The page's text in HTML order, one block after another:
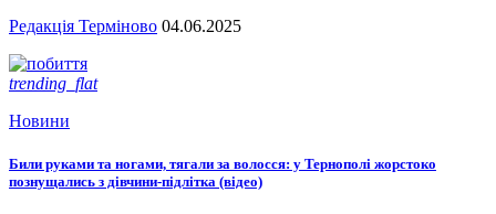
Редакція Терміново 04.06.2025
trending_flat
Новини
Били руками та ногами, тягали за волосся: у Тернополі жорстоко
познущались з дівчини-підлітка (відео)